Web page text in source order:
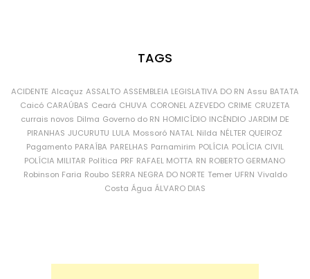
TAGS
ACIDENTE Alcaçuz ASSALTO ASSEMBLEIA LEGISLATIVA DO RN Assu BATATA
Caicó CARAÚBAS Ceará CHUVA CORONEL AZEVEDO CRIME CRUZETA
currais novos Dilma Governo do RN HOMICÍDIO INCÊNDIO JARDIM DE
PIRANHAS JUCURUTU LULA Mossoró NATAL Nilda NÉLTER QUEIROZ
Pagamento PARAÍBA PARELHAS Parnamirim POLÍCIA POLÍCIA CIVIL
POLÍCIA MILITAR Política PRF RAFAEL MOTTA RN ROBERTO GERMANO
Robinson Faria Roubo SERRA NEGRA DO NORTE Temer UFRN Vivaldo
Costa Água ÁLVARO DIAS